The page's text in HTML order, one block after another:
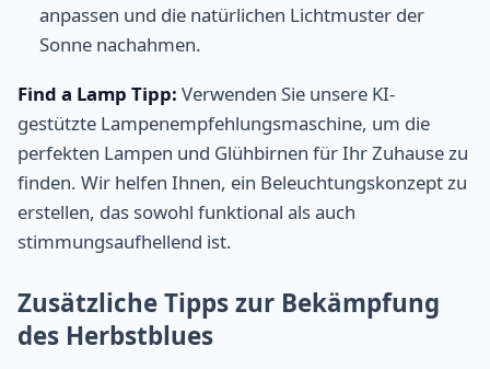
anpassen und die natürlichen Lichtmuster der
Sonne nachahmen.
Find a Lamp Tipp: Verwenden Sie unsere KI-
gestützte Lampenempfehlungsmaschine, um die
perfekten Lampen und Glühbirnen für Ihr Zuhause zu
finden. Wir helfen Ihnen, ein Beleuchtungskonzept zu
erstellen, das sowohl funktional als auch
stimmungsaufhellend ist.
Zusätzliche Tipps zur Bekämpfung
des Herbstblues